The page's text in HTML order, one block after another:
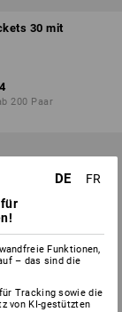
30 mit
200 Paar
DE
FR
für
Funktionen,
– das sind die
Tracking sowie die
von KI-gestützten